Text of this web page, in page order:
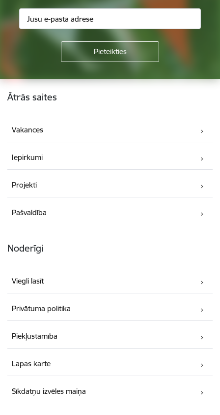
Kājene
Ātrās saites
Vakances
Iepirkumi
Projekti
Pašvaldība
Noderīgi
Viegli lasīt
Privātuma politika
Piekļūstamība
Lapas karte
Sīkdatņu izvēles maiņa